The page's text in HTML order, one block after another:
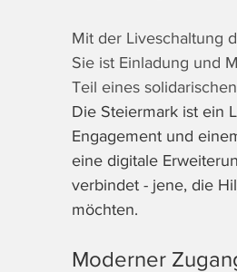
Mit der Liveschaltung
Sie ist Einladung und
Teil eines
Die Steiermark ist ein
Engagement und
eine digitale
verbindet - jene, die
möchten.
Moderner